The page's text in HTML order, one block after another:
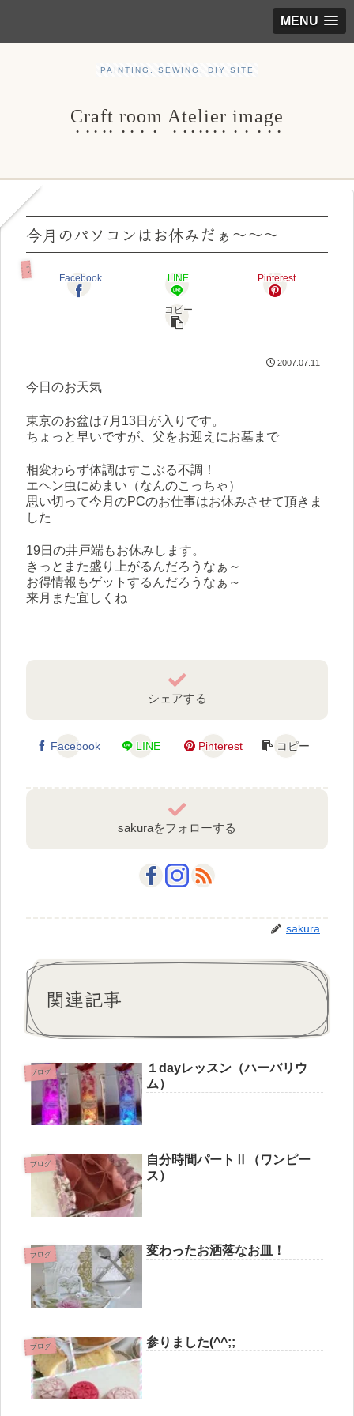
MENU
PAINTING. SEWING. DIY SITE
Craft room Atelier image
今月のパソコンはお休みだぁ～～～
ブログ
Facebook LINE Pinterest
コピー
2007.07.11
今日のお天気
東京のお盆は7月13日が入りです。
ちょっと早いですが、父をお迎えにお墓まで
相変わらず体調はすこぶる不調！
エヘン虫にめまい（なんのこっちゃ）
思い切って今月のPCのお仕事はお休みさせて頂きま
した
19日の井戸端もお休みします。
きっとまた盛り上がるんだろうなぁ～
お得情報もゲットするんだろうなぁ～
来月また宜しくね
シェアする
Facebook LINE Pinterest コピー
sakuraをフォローする
sakura
関連記事
ブログ
１dayレッスン（ハーバリウ
ム）
ブログ
自分時間パートⅡ（ワンピー
ス）
ブログ 変わったお洒落なお皿！
ブログ 参りました(^^;;